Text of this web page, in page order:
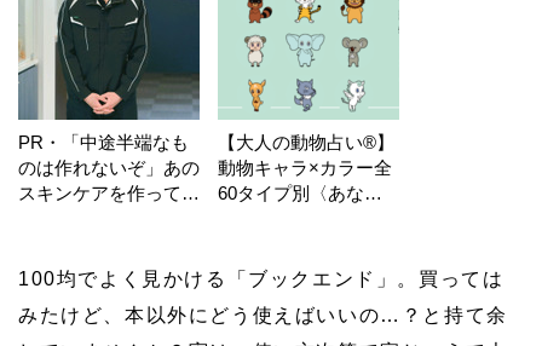
PR・「中途半端なも
のは作れないぞ」あの
スキンケアを作ってい
【大人の動物占い®】
動物キャラ×カラー全
60タイプ別〈あなた
100均でよく見かける「ブックエンド」。買っては
みたけど、本以外にどう使えばいいの…？と持て余